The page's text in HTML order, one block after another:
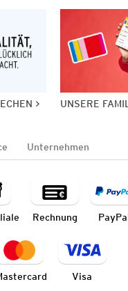
UNSERE
Unternehmen
Rechnung
Visa